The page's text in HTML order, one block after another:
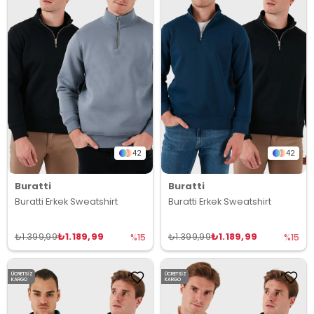
42
Buratti
Buratti Erkek Sweatshirt
₺1.189,99
₺1.399,99 %15
42
Buratti
Buratti Erkek Sweatshirt
₺1.189,99
₺1.399,99 %15
ÜCRETSIZ
KARGO
ÜCRETSIZ
KARGO